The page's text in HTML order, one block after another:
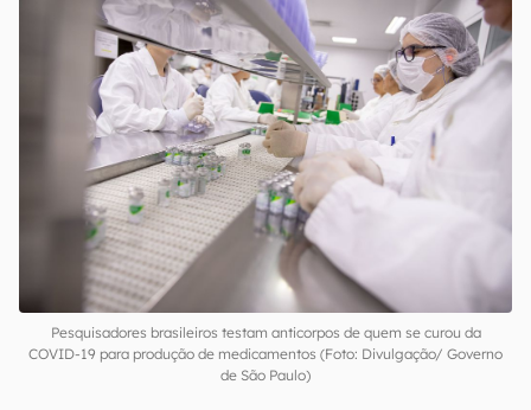
Pesquisadores brasileiros testam anticorpos de quem se curou da
COVID-19 para produção de medicamentos (Foto: Divulgação/ Governo
de São Paulo)